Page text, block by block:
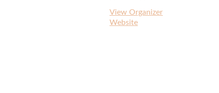
View Organizer
Website